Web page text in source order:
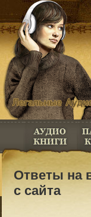
Ответы на
с сайта